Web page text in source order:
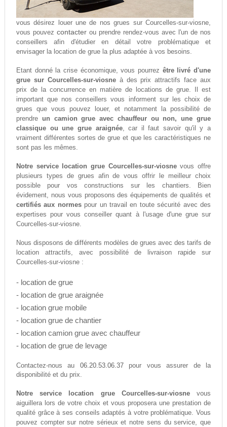
vous désirez louer une de nos grues sur Courcelles-sur-viosne,
vous pouvez contacterou prendre rendez-vous avec l'un de nos
conseillers afin d'étudier en détail votre problématique et
envisager la location de grue la plus adaptée à vos besoins.
Etant donné la crise économique, vous pourrez être livré d'une
grue sur Courcelles-sur-viosneà des prix attractifs face aux
prix de la concurrence en matière de locations de grue. Il est
important que nos conseillers vous informent sur les choix de
grues que vous pouvez louer, et notamment la possibilité de
prendre un camion grue avec chauffeur ou non, une grue
classique ou une grue araignée, car il faut savoir qu'il y a
vraiment différentes sortes de grue et que les caractéristiques ne
sont pas les mêmes.
Notre service location grue Courcelles-sur-viosnevous offre
plusieurs types de grues afin de vous offrir le meilleur choix
possible pour vos constructions sur les chantiers. Bien
évidement, nous vous proposons des équipements de qualités et
certifiés aux normespour un travail en toute sécurité avec des
expertises pour vous conseiller quant à l'usage d'une grue sur
Courcelles-sur-viosne.
Nous disposons de différents modèles de grues avec des tarifs de
location attractifs, avec possibilité de livraison rapide sur
Courcelles-sur-viosne :
- location de grue
- location de grue araignée
- location grue mobile
- location grue de chantier
- location camion grue avec chauffeur
- location de grue de levage
Contactez-nous au 06.20.53.06.37pour vous assurer de la
disponibilité et du prix.
Notre service location grue Courcelles-sur-viosnevous
aiguillera lors de votre choix et vous proposera une prestation de
qualité grâce à ses conseils adaptés à votre problématique. Vous
pouvez compter sur notre sérieux et notre sens du service, que